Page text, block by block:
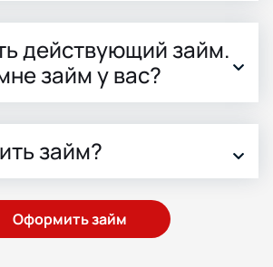
действующий займ.
займ у вас?
займ?
Оформить займ